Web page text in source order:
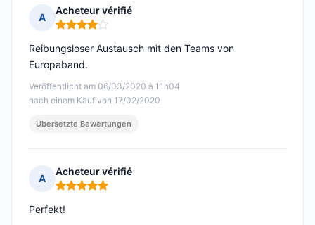
A
Acheteur vérifié
Hinweis: 4 von 5
Veröffentlicht am 06/03/2020 à 11h04
nach einem Kauf von 17/02/2020
Reibungsloser Austausch mit den Teams von
Europaband.
Übersetzte Bewertungen
A
Acheteur vérifié
Hinweis: 5 von 5
Perfekt!